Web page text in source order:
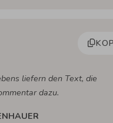
liefern den Text, die
dazu.